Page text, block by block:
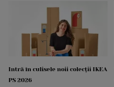
Intră în culisele noii colecții IKEA
PS 2026